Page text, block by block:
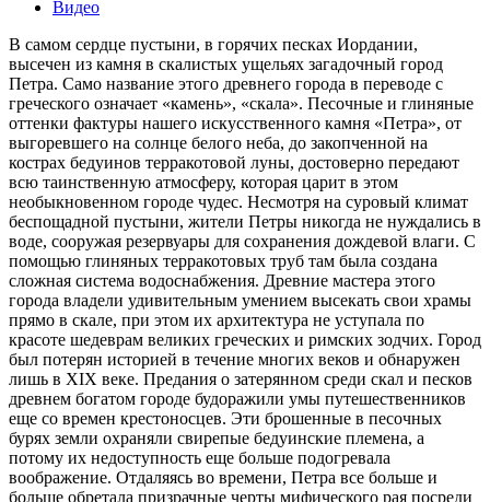
Видео
В самом сердце пустыни, в горячих песках Иордании,
высечен из камня в скалистых ущельях загадочный город
Петра. Само название этого древнего города в переводе с
греческого означает «камень», «скала». Песочные и глиняные
оттенки фактуры нашего искусственного камня «Петра», от
выгоревшего на солнце белого неба, до закопченной на
кострах бедуинов терракотовой луны, достоверно передают
всю таинственную атмосферу, которая царит в этом
необыкновенном городе чудес. Несмотря на суровый климат
беспощадной пустыни, жители Петры никогда не нуждались в
воде, сооружая резервуары для сохранения дождевой влаги. С
помощью глиняных терракотовых труб там была создана
сложная система водоснабжения. Древние мастера этого
города владели удивительным умением высекать свои храмы
прямо в скале, при этом их архитектура не уступала по
красоте шедеврам великих греческих и римских зодчих. Город
был потерян историей в течение многих веков и обнаружен
лишь в XIX веке. Предания о затерянном среди скал и песков
древнем богатом городе будоражили умы путешественников
еще со времен крестоносцев. Эти брошенные в песочных
бурях земли охраняли свирепые бедуинские племена, а
потому их недоступность еще больше подогревала
воображение. Отдаляясь во времени, Петра все больше и
больше обретала призрачные черты мифического рая посреди